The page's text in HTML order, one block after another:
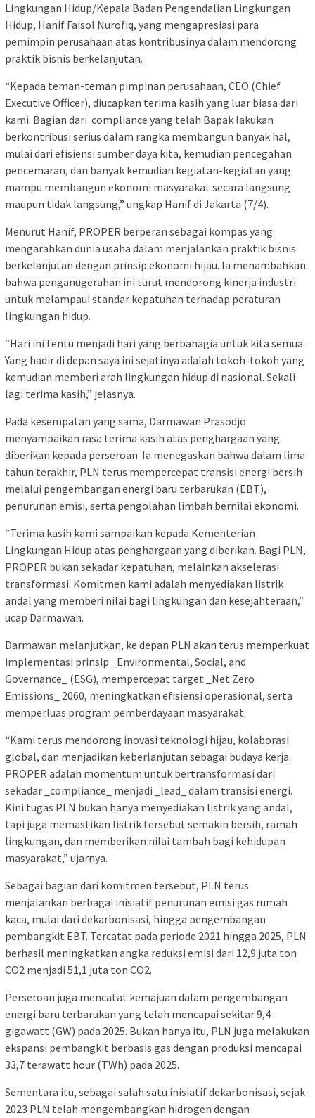
Lingkungan Hidup/Kepala Badan Pengendalian Lingkungan
Hidup, Hanif Faisol Nurofiq, yang mengapresiasi para
pemimpin perusahaan atas kontribusinya dalam mendorong
praktik bisnis berkelanjutan.
“Kepada teman-teman pimpinan perusahaan, CEO (Chief
Executive Officer), diucapkan terima kasih yang luar biasa dari
kami. Bagian dari compliance yang telah Bapak lakukan
berkontribusi serius dalam rangka membangun banyak hal,
mulai dari efisiensi sumber daya kita, kemudian pencegahan
pencemaran, dan banyak kemudian kegiatan-kegiatan yang
mampu membangun ekonomi masyarakat secara langsung
maupun tidak langsung,” ungkap Hanif di Jakarta (7/4).
Menurut Hanif, PROPER berperan sebagai kompas yang
mengarahkan dunia usaha dalam menjalankan praktik bisnis
berkelanjutan dengan prinsip ekonomi hijau. Ia menambahkan
bahwa penganugerahan ini turut mendorong kinerja industri
untuk melampaui standar kepatuhan terhadap peraturan
lingkungan hidup.
“Hari ini tentu menjadi hari yang berbahagia untuk kita semua.
Yang hadir di depan saya ini sejatinya adalah tokoh-tokoh yang
kemudian memberi arah lingkungan hidup di nasional. Sekali
lagi terima kasih,” jelasnya.
Pada kesempatan yang sama, Darmawan Prasodjo
menyampaikan rasa terima kasih atas penghargaan yang
diberikan kepada perseroan. Ia menegaskan bahwa dalam lima
tahun terakhir, PLN terus mempercepat transisi energi bersih
melalui pengembangan energi baru terbarukan (EBT),
penurunan emisi, serta pengolahan limbah bernilai ekonomi.
“Terima kasih kami sampaikan kepada Kementerian
Lingkungan Hidup atas penghargaan yang diberikan. Bagi PLN,
PROPER bukan sekadar kepatuhan, melainkan akselerasi
transformasi. Komitmen kami adalah menyediakan listrik
andal yang memberi nilai bagi lingkungan dan kesejahteraan,”
ucap Darmawan.
Darmawan melanjutkan, ke depan PLN akan terus memperkuat
implementasi prinsip _Environmental, Social, and
Governance_ (ESG), mempercepat target _Net Zero
Emissions_ 2060, meningkatkan efisiensi operasional, serta
memperluas program pemberdayaan masyarakat.
“Kami terus mendorong inovasi teknologi hijau, kolaborasi
global, dan menjadikan keberlanjutan sebagai budaya kerja.
PROPER adalah momentum untuk bertransformasi dari
sekadar _compliance_ menjadi _lead_ dalam transisi energi.
Kini tugas PLN bukan hanya menyediakan listrik yang andal,
tapi juga memastikan listrik tersebut semakin bersih, ramah
lingkungan, dan memberikan nilai tambah bagi kehidupan
masyarakat,” ujarnya.
Sebagai bagian dari komitmen tersebut, PLN terus
menjalankan berbagai inisiatif penurunan emisi gas rumah
kaca, mulai dari dekarbonisasi, hingga pengembangan
pembangkit EBT. Tercatat pada periode 2021 hingga 2025, PLN
berhasil meningkatkan angka reduksi emisi dari 12,9 juta ton
CO2 menjadi 51,1 juta ton CO2.
Perseroan juga mencatat kemajuan dalam pengembangan
energi baru terbarukan yang telah mencapai sekitar 9,4
gigawatt (GW) pada 2025. Bukan hanya itu, PLN juga melakukan
ekspansi pembangkit berbasis gas dengan produksi mencapai
33,7 terawatt hour (TWh) pada 2025.
Sementara itu, sebagai salah satu inisiatif dekarbonisasi, sejak
2023 PLN telah mengembangkan hidrogen dengan